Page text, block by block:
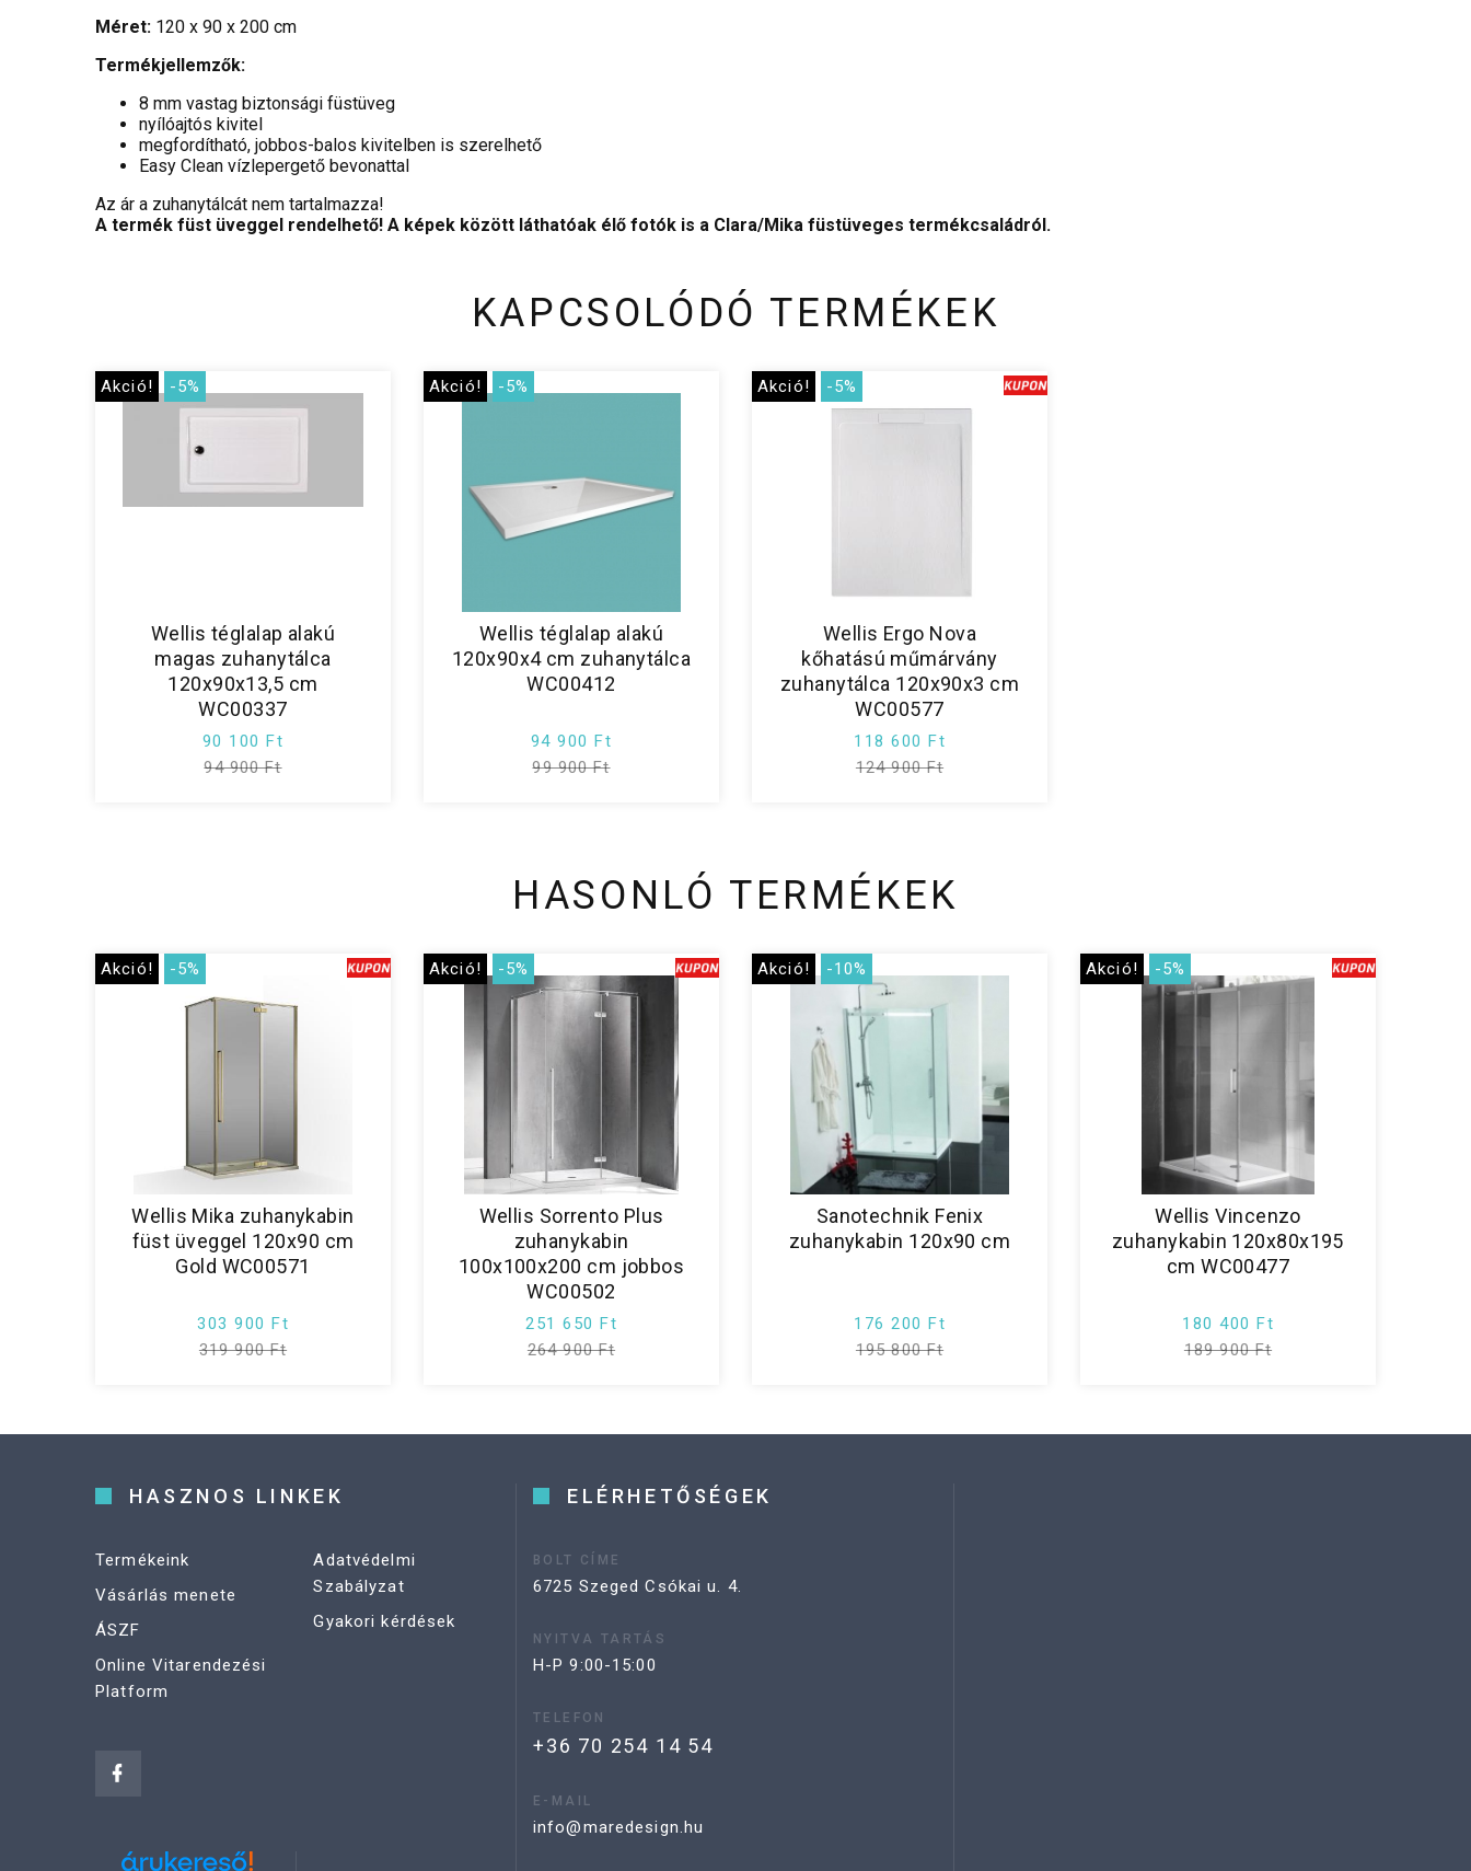
Méret: 120 x 90 x 200 cm
Termékjellemzők:
8 mm vastag biztonsági füstüveg
nyílóajtós kivitel
megfordítható, jobbos-balos kivitelben is szerelhető
Easy Clean vízlepergető bevonattal
Az ár a zuhanytálcát nem tartalmazza!
A termék füst üveggel rendelhető! A képek között láthatóak élő fotók is a Clara/Mika füstüveges termékcsaládról.
KAPCSOLÓDÓ TERMÉKEK
Akció! -5%
Wellis téglalap alakú
magas zuhanytálca
120x90x13,5 cm
WC00337
90 100 Ft
94 900 Ft
Akció! -5%
Wellis téglalap alakú
120x90x4 cm zuhanytálca
WC00412
94 900 Ft
99 900 Ft
Akció! -5%
Wellis Ergo Nova
kőhatású műmárvány
zuhanytálca 120x90x3 cm
WC00577
118 600 Ft
124 900 Ft
HASONLÓ TERMÉKEK
Akció! -5%
Wellis Mika zuhanykabin
füst üveggel 120x90 cm
Gold WC00571
303 900 Ft
319 900 Ft
Akció! -5%
Wellis Sorrento Plus
zuhanykabin
100x100x200 cm jobbos
WC00502
251 650 Ft
264 900 Ft
Akció! -10%
Sanotechnik Fenix
zuhanykabin 120x90 cm
176 200 Ft
195 800 Ft
Akció! -5%
Wellis Vincenzo
zuhanykabin 120x80x195
cm WC00477
180 400 Ft
189 900 Ft
HASZNOS LINKEK
Termékeink
Vásárlás menete
ÁSZF
Online Vitarendezési
Platform
Adatvédelmi
Szabályzat
Gyakori kérdések
ELÉRHETŐSÉGEK
BOLT CÍME
6725 Szeged Csókai u. 4.
NYITVA TARTÁS
H-P 9:00-15:00
TELEFON
+36 70 254 14 54
E-MAIL
info@maredesign.hu